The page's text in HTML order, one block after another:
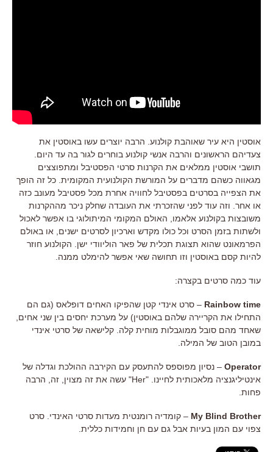
אוסטין היא עיר שאוהבת קולנוע. הרבה יוצרים עשו באוסטין את
צעדיהם הראשונים והרבה אנשי קולנוע בוחרים לגור בה עד היום.
תושבי אוסטין ממלאים את הקרנות סרטי הפסטיבל ומתפוצצים
מגאווה כשהם מדברים על המורשת הקולנועית המקומית. כל זה הופך
את הצפייה בסרטים בפסטיבל לחוויה אחרת מכל פסטיבל מעונב כזה
או אחר. וזה עוד לפני שהזכרתי את העובדה שחלק ניכר מההקרנות
משובצות בקולנוע אלאמו, האולם המקומי המיתולוגי בו אפשר לאכול
ולשתות בזמן הסרט וכל כולו מקדש וארכיון לסרטים ישנים, או באולם
הפרמאונט שהוא תצוגת תכלית של פאר הוליוודי ישן. הקולנוע חוזר
להיות קסם באוסטין וזו תחושה שאי אפשר להימלט ממנה.
עוד כמה סרטים בקצרה:
Rainbow time – סרט אינדי קטן שהפיקו האחים דופלאס (גם הם
התחילו את הקריירה שלהם באוסטין) על מערכת יחסים בין שני אחים,
שאחד מהם סובל ממוגבלות מוחית קלה. קלישאה של סרטי אינדי
במובן הטוב של המילה.
Operator – נסיון מפוספס להתעסק עם הקירבה ההולכת וגדלה של
אינטיליגנציה מלאכותית לחיינו. "Her" עשה את זה מצוין, זה, הרבה
פחות.
My Blind Brother – קומדיה רומנטית מעדות סרטי האינדי. סרט
צפוי עם המון בעיות אבל גם עם חן וחמידות כללית.